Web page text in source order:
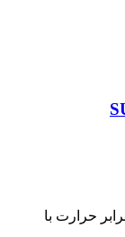
حرارت با